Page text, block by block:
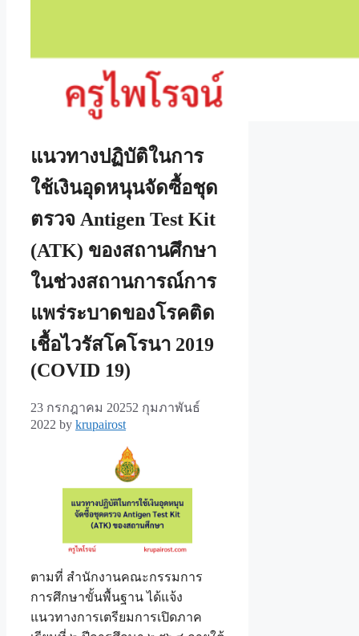
แนวทางปฏิบัติในการ
ใช้เงินอุดหนุนจัดซื้อชุด
ตรวจ Antigen Test Kit
(ATK) ของสถานศึกษา
ในช่วงสถานการณ์การ
แพร่ระบาดของโรคติด
เชื้อไวรัสโคโรนา 2019
(COVID 19)
23 กรกฎาคม 20252 กุมภาพันธ์
2022 by krupairost
ตามที่ สำนักงานคณะกรรมการ
การศึกษาขั้นพื้นฐาน ได้แจ้ง
แนวทางการเตรียมการเปิดภาค